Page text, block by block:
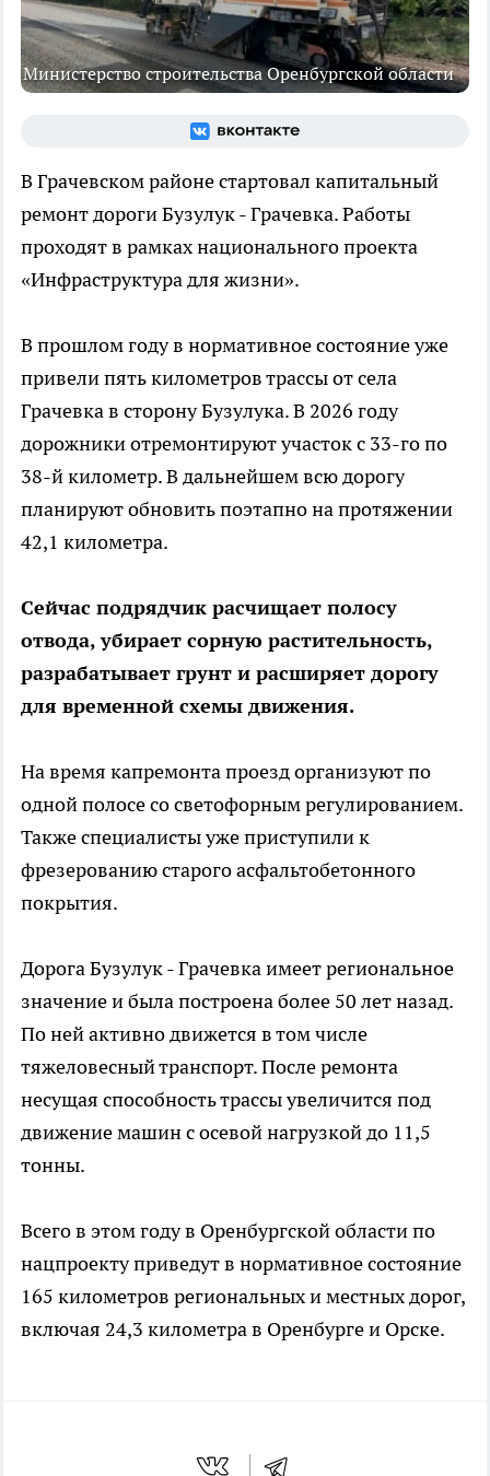
Министерство строительства Оренбургской области
В Грачевском районе стартовал капитальный
ремонт дороги Бузулук - Грачевка. Работы
проходят в рамках национального проекта
«Инфраструктура для жизни».
В прошлом году в нормативное состояние уже
привели пять километров трассы от села
Грачевка в сторону Бузулука. В 2026 году
дорожники отремонтируют участок с 33-го по
38-й километр. В дальнейшем всю дорогу
планируют обновить поэтапно на протяжении
42,1 километра.
Сейчас подрядчик расчищает полосу
отвода, убирает сорную растительность,
разрабатывает грунт и расширяет дорогу
для временной схемы движения.
На время капремонта проезд организуют по
одной полосе со светофорным регулированием.
Также специалисты уже приступили к
фрезерованию старого асфальтобетонного
покрытия.
Дорога Бузулук - Грачевка имеет региональное
значение и была построена более 50 лет назад.
По ней активно движется в том числе
тяжеловесный транспорт. После ремонта
несущая способность трассы увеличится под
движение машин с осевой нагрузкой до 11,5
тонны.
Всего в этом году в Оренбургской области по
нацпроекту приведут в нормативное состояние
165 километров региональных и местных дорог,
включая 24,3 километра в Оренбурге и Орске.